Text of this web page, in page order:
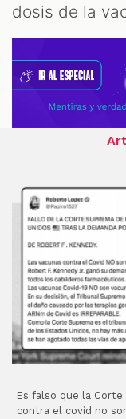
dosis de la
Es falso que la Corte
contra el covid no